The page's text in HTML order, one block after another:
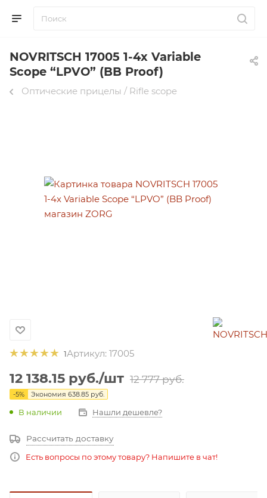
NOVRITSCH 17005 1-4x Variable
Scope “LPVO” (BB Proof)
Оптические прицелы / Rifle scope
1Артикул: 17005
12 138.15 руб./шт 12 777руб.
-5% Экономия 638.85 руб.
В наличии Нашли дешевле?
Рассчитать доставку
Есть вопросы по этому товару? Напишите в чат!